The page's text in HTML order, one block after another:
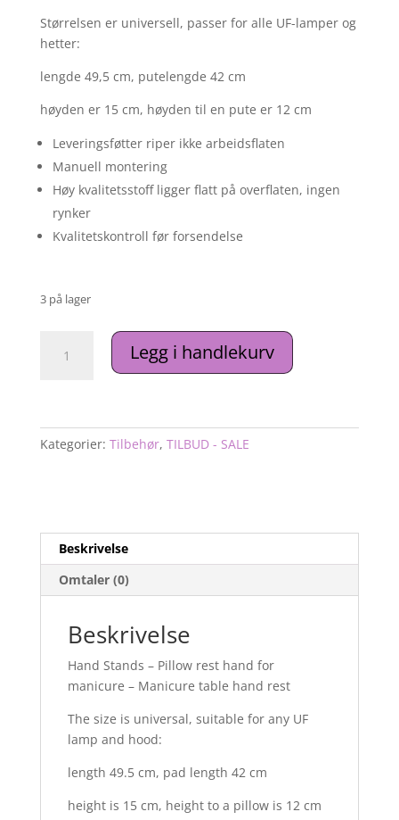
Størrelsen er universell, passer for alle UF-lamper og
hetter:
lengde 49,5 cm, putelengde 42 cm
høyden er 15 cm, høyden til en pute er 12 cm ⠀
Leveringsføtter riper ikke arbeidsflaten
Manuell montering
Høy kvalitetsstoff ligger flatt på overflaten, ingen
rynker
Kvalitetskontroll før forsendelse
3 på lager
pute/
Hand
antall
Legg i handlekurv
Kategorier: Tilbehør, TILBUD - SALE
Beskrivelse
Omtaler (0)
Beskrivelse
Hand Stands – Pillow rest hand for
manicure – Manicure table hand rest
The size is universal, suitable for any UF
lamp and hood:
length 49.5 cm, pad length 42 cm
height is 15 cm, height to a pillow is 12 cm